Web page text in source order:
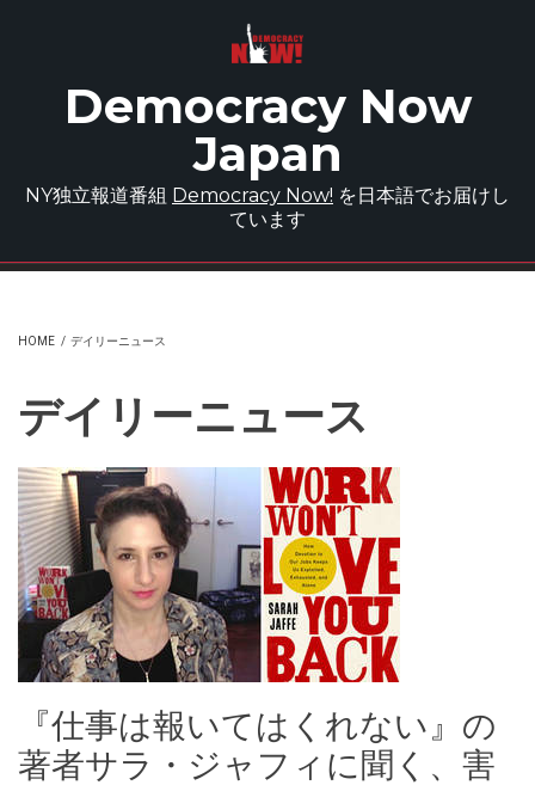
Democracy Now
Japan
NY独立報道番組 Democracy Now! を日本語でお届けし
ています
HOME / デイリーニュース
デイリーニュース
『仕事は報いてはくれない』の
著者サラ・ジャフィに聞く、害